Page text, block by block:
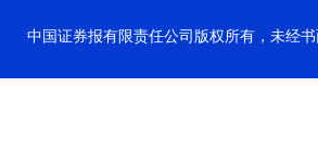
中国证券报有限责任公司版权所有，未经